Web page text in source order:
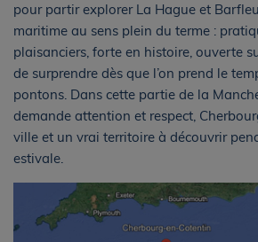
pour partir explorer La Hague et
maritime au sens plein du terme :
plaisanciers, forte en histoire, ouverte
de surprendre dès que l’on prend le
pontons. Dans cette partie de la
demande attention et respect,
ville et un vrai territoire à découvrir
estivale.